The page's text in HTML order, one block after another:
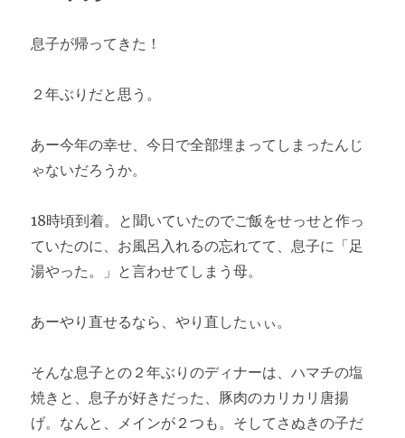
息子が帰ってきた！
２年ぶりだと思う。
あー今年の幸せ、今日で全部埋まってしまったんじ
ゃないだろうか。
18時頃到着。と聞いていたのでご飯をせっせと作っ
ていたのに、お風呂入れるの忘れてて、息子に「足
湯やった。」と言わせてしまう母。
あーやり直せるなら、やり直したぃぃ。
そんな息子との２年ぶりのディナーは、ハマチの塩
焼きと、息子が好きだった、豚肉のカリカリ唐揚
げ。なんと、メインが２つも。そしてさぬきの子だ